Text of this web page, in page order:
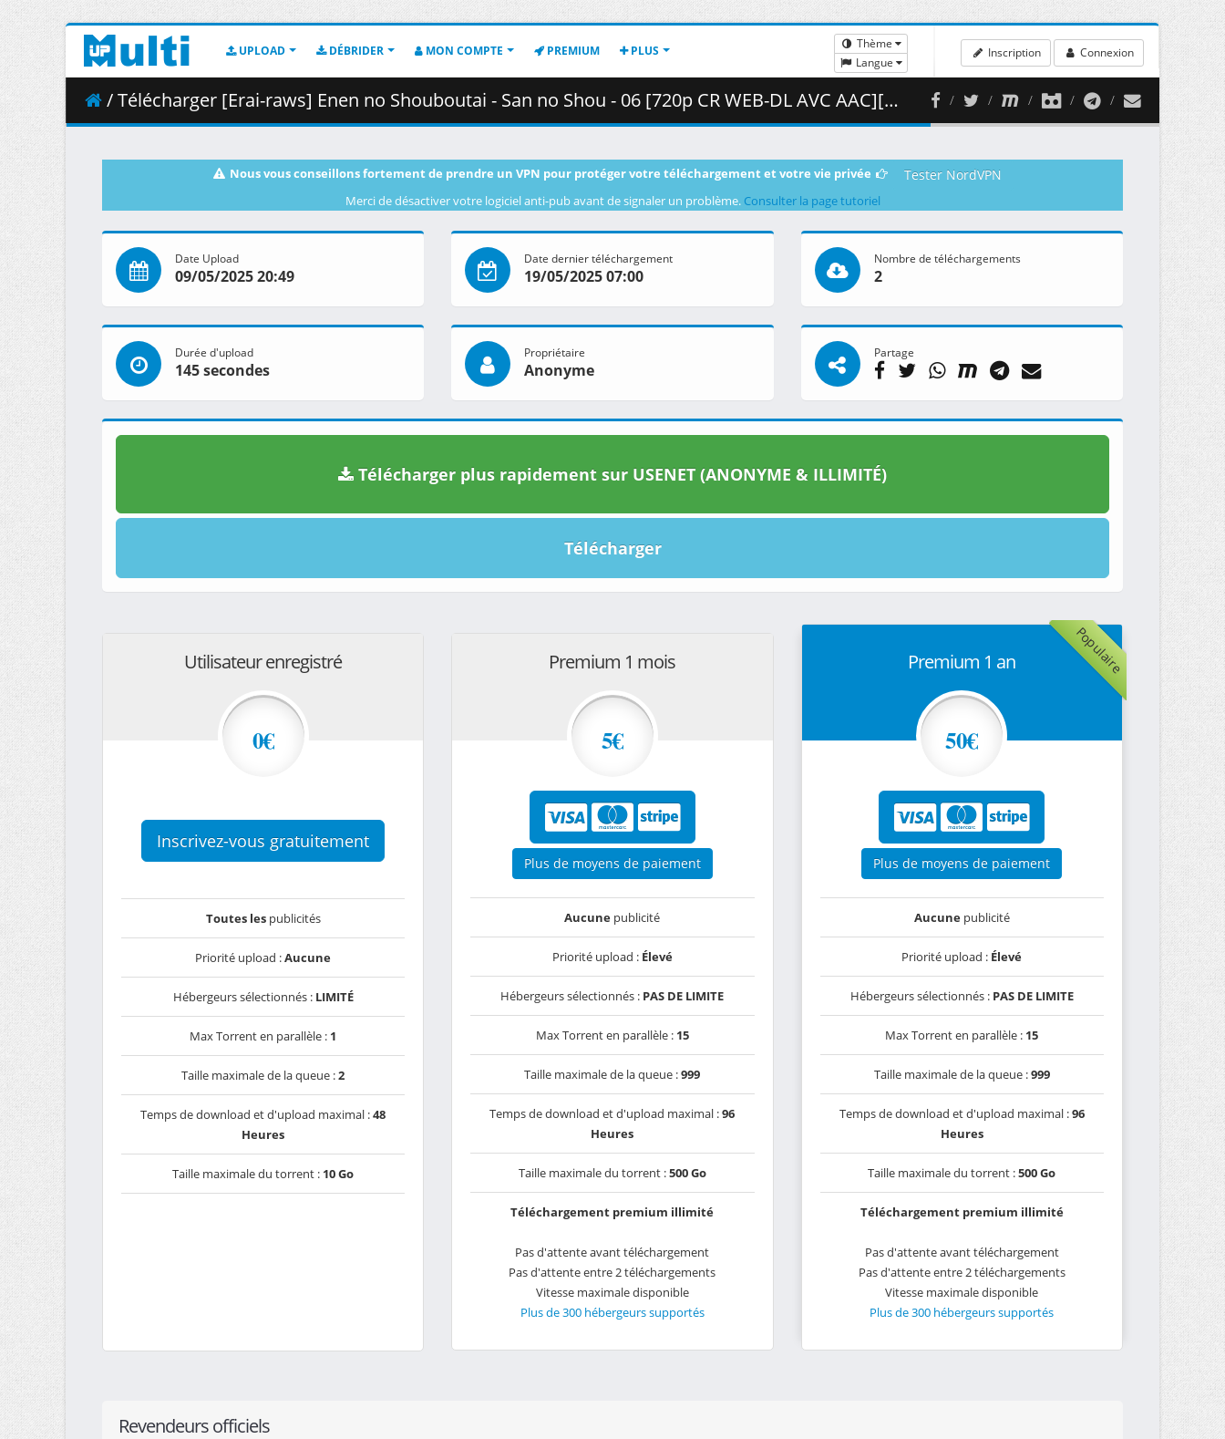
UPLOAD DÉBRIDER MON COMPTE PREMIUM PLUS
Thème
Langue
Inscription Connexion
/ Télécharger [Erai-raws] Enen no Shouboutai - San no Shou - 06 [720p CR WEB-DL AVC AAC][MultiSub][52D0AFD0].mkv.001 ( 363.21 MB )
Nous vous conseillons fortement de prendre un VPN pour protéger votre téléchargement et votre vie privée Tester NordVPN
Merci de désactiver votre logiciel anti-pub avant de signaler un problème. Consulter la page tutoriel
Date Upload
09/05/2025 20:49
Date dernier téléchargement
19/05/2025 07:00
Nombre de téléchargements
2
Durée d'upload
145 secondes
Propriétaire
Anonyme
Partage
Télécharger plus rapidement sur USENET (ANONYME & ILLIMITÉ)
Télécharger
Utilisateur enregistré
0€
Inscrivez-vous gratuitement
Toutes lespublicités
Priorité upload :Aucune
Hébergeurs sélectionnés : LIMITÉ
Max Torrent en parallèle : 1
Taille maximale de la queue :2
Temps de download et d'upload maximal :48
Heures
Taille maximale du torrent : 10 Go
Premium 1 mois
5€
Plus de moyens de paiement
Aucune publicité
Priorité upload : Élevé
Hébergeurs sélectionnés : PAS DE LIMITE
Max Torrent en parallèle : 15
Taille maximale de la queue :999
Temps de download et d'upload maximal :96
Heures
Taille maximale du torrent :500 Go
Téléchargement premium illimité
Pas d'attente avant téléchargement
Pas d'attente entre 2 téléchargements
Vitesse maximale disponible
Plus de 300 hébergeurs supportés
Populaire
Premium 1 an
50€
Plus de moyens de paiement
Aucunepublicité
Priorité upload : Élevé
Hébergeurs sélectionnés : PAS DE LIMITE
Max Torrent en parallèle : 15
Taille maximale de la queue :999
Temps de download et d'upload maximal :96
Heures
Taille maximale du torrent :500 Go
Téléchargement premium illimité
Pas d'attente avant téléchargement
Pas d'attente entre 2 téléchargements
Vitesse maximale disponible
Plus de 300 hébergeurs supportés
Revendeurs officiels